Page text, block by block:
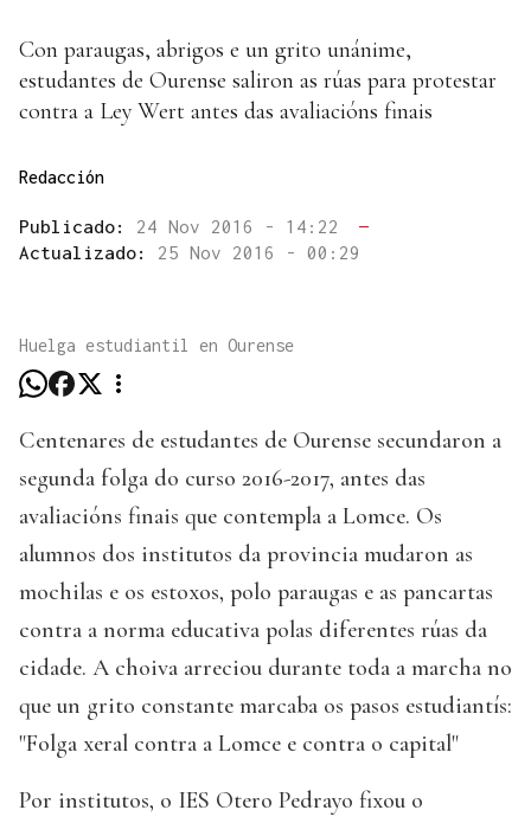
Con paraugas, abrigos e un grito unánime,
estudantes de Ourense saliron as rúas para protestar
contra a Ley Wert antes das avaliacións finais
Redacción
Publicado: 24 Nov 2016 - 14:22
—
Actualizado: 25 Nov 2016 - 00:29
Huelga estudiantil en Ourense
Centenares de estudantes de Ourense secundaron a
segunda folga do curso 2016-2017, antes das
avaliacións finais que contempla a Lomce. Os
alumnos dos institutos da provincia mudaron as
mochilas e os estoxos, polo paraugas e as pancartas
contra a norma educativa polas diferentes rúas da
cidade. A choiva arreciou durante toda a marcha no
que un grito constante marcaba os pasos estudiantís:
"Folga xeral contra a Lomce e contra o capital"
Por institutos, o IES Otero Pedrayo fixou o